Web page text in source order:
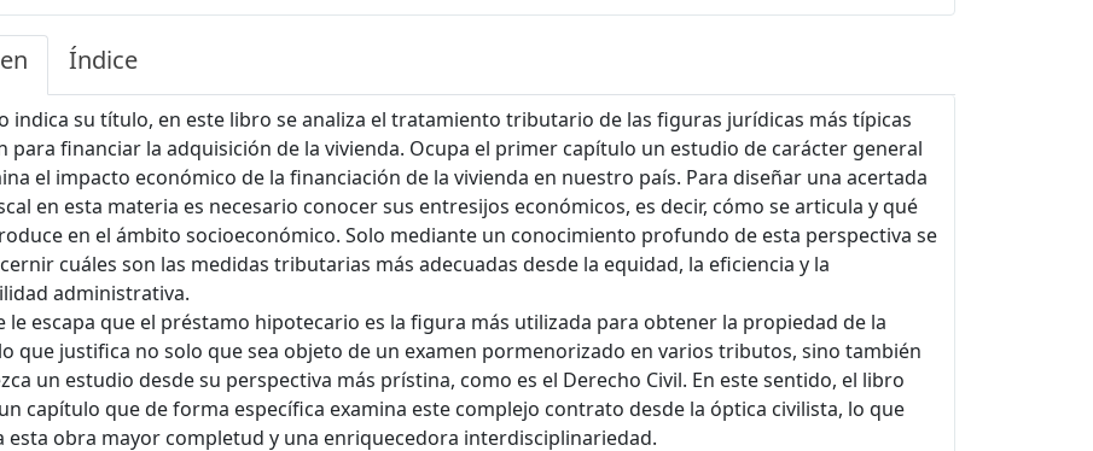
Índice
indica su título, en este libro se analiza el tratamiento tributario de las figuras jurídicas más típicas
para financiar la adquisición de la vivienda. Ocupa el primer capítulo un estudio de carácter general
el impacto económico de la financiación de la vivienda en nuestro país. Para diseñar una acertada
en esta materia es necesario conocer sus entresijos económicos, es decir, cómo se articula y qué
en el ámbito socioeconómico. Solo mediante un conocimiento profundo de esta perspectiva se
cuáles son las medidas tributarias más adecuadas desde la equidad, la eficiencia y la
administrativa.
le escapa que el préstamo hipotecario es la figura más utilizada para obtener la propiedad de la
que justifica no solo que sea objeto de un examen pormenorizado en varios tributos, sino también
un estudio desde su perspectiva más prístina, como es el Derecho Civil. En este sentido, el libro
capítulo que de forma específica examina este complejo contrato desde la óptica civilista, lo que
esta obra mayor completud y una enriquecedora interdisciplinariedad.